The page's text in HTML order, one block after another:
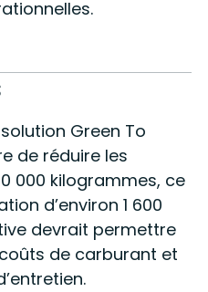
Green To
de réduire les
000 kilogrammes, ce
d’environ 1 600
devrait permettre
de carburant et